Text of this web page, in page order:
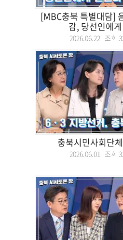
[MBC충북 특별대담]
감, 당선인에
2026.06.22 조회
충북시민사회단
2026.06.01 조회